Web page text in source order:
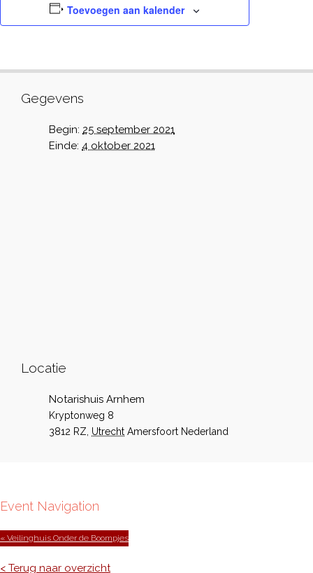
Toevoegen aan kalender
Gegevens
Begin: 25 september 2021
Einde: 4 oktober 2021
Locatie
Notarishuis Arnhem
Kryptonweg 8
3812 RZ Utrecht Amersfoort Nederland
Event Navigation
« Veilinghuis Onder de Boompjes
< Terug naar overzicht